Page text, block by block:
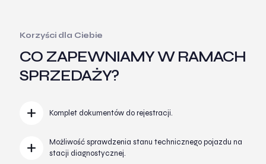
Korzyści dla Ciebie
CO ZAPEWNIAMY W RAMACH
SPRZEDAŻY?
Komplet dokumentów do rejestracji.
Możliwość sprawdzenia stanu technicznego pojazdu na
stacji diagnostycznej.